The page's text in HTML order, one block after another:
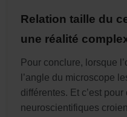
Relation taille du
une réalité
Pour conclure, lorsque
l’angle du microscope
différentes. Et c’est
neuroscientifiques